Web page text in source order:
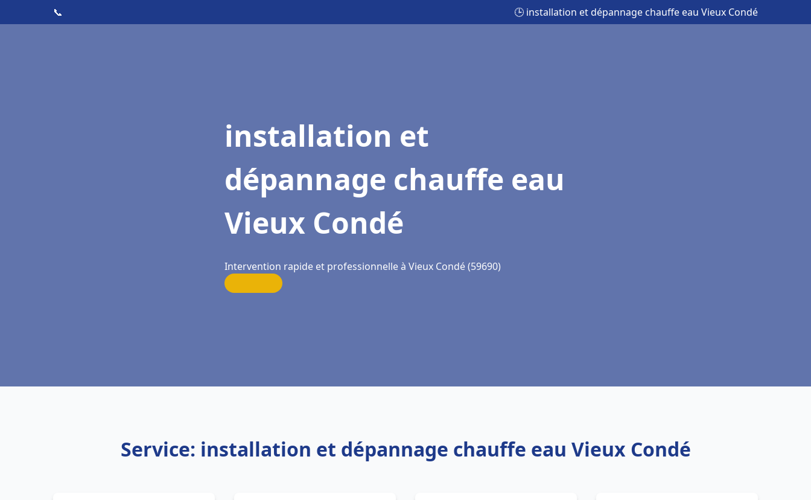
📞 🕒 installation et dépannage chauffe eau Vieux Condé
installation et
dépannage chauffe eau
Vieux Condé
Intervention rapide et professionnelle à Vieux Condé (59690)
Service: installation et dépannage chauffe eau Vieux Condé